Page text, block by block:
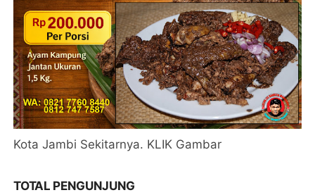
Kota Jambi Sekitarnya. KLIK Gambar
TOTAL PENGUNJUNG